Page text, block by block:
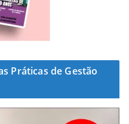
Práticas de Gestão